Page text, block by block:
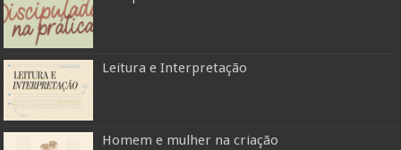
Leitura e Interpretação
Homem e mulher na criação